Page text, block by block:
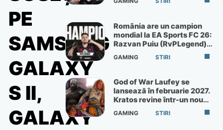
PE
SAMSUNG
GALAXY
S II,
GALAXY
România are un campion
mondial la EA Sports FC 26:
Razvan Puiu (RvPLegend)
câștigă turneul de la Paris
GAMING STIRI
God of War Laufey se
lansează în februarie 2027.
Kratos revine într-un nou
God of War
GAMING STIRI